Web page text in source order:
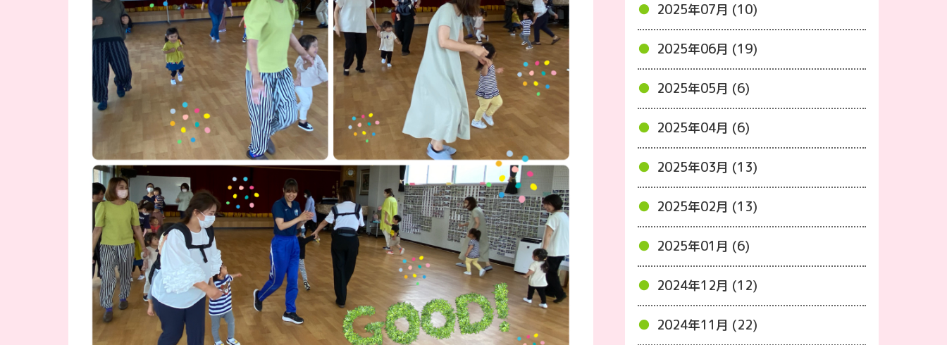
2025年07月 (10)
2025年06月 (19)
2025年05月 (6)
2025年04月 (6)
2025年03月 (13)
2025年02月 (13)
2025年01月 (6)
2024年12月 (12)
2024年11月 (22)